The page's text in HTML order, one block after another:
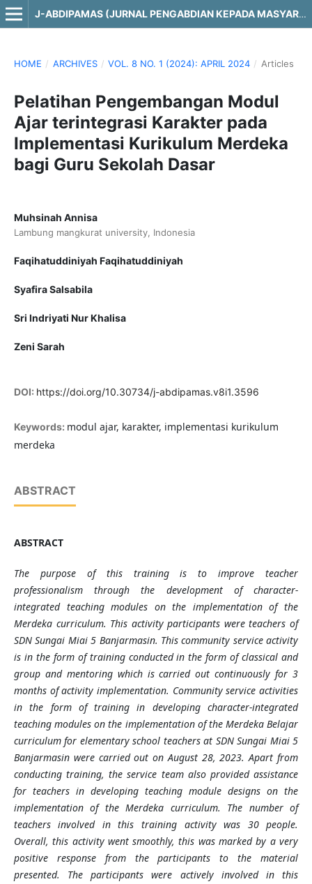
J-ABDIPAMAS (JURNAL PENGABDIAN KEPADA MASYARAKAT)
HOME / ARCHIVES / VOL. 8 NO. 1 (2024): APRIL 2024 / Articles
Pelatihan Pengembangan Modul
Ajar terintegrasi Karakter pada
Implementasi Kurikulum Merdeka
bagi Guru Sekolah Dasar
Muhsinah Annisa
Lambung mangkurat university, Indonesia
Faqihatuddiniyah Faqihatuddiniyah
Syafira Salsabila
Sri Indriyati Nur Khalisa
Zeni Sarah
DOI: https://doi.org/10.30734/j-abdipamas.v8i1.3596
Keywords: modul ajar, karakter, implementasi kurikulum
merdeka
ABSTRACT
ABSTRACT
The purpose of this training is to improve teacher
professionalism through the development of character-
integrated teaching modules on the implementation of the
Merdeka curriculum. This activity participants were teachers of
SDN Sungai Miai 5 Banjarmasin. This community service activity
is in the form of training conducted in the form of classical and
group and mentoring which is carried out continuously for 3
months of activity implementation. Community service activities
in the form of training in developing character-integrated
teaching modules on the implementation of the Merdeka Belajar
curriculum for elementary school teachers at SDN Sungai Miai 5
Banjarmasin were carried out on August 28, 2023. Apart from
conducting training, the service team also provided assistance
for teachers in developing teaching module designs on the
implementation of the Merdeka curriculum. The number of
teachers involved in this training activity was 30 people.
Overall, this activity went smoothly, this was marked by a very
positive response from the participants to the material
presented. The participants were actively involved in this